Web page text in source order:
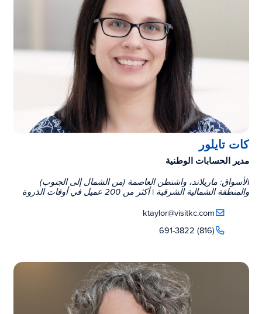
كات تايلور
مدير الحسابات الوطنية
الأسواق: ماريلاند، واشنطن العاصمة (من الشمال إلى الجنوب)
والمنطقة الشمالية الشرقية | أكثر من 200 عميل في أوقات الذروة
ktaylor@visitkc.com
(816) 691-3822